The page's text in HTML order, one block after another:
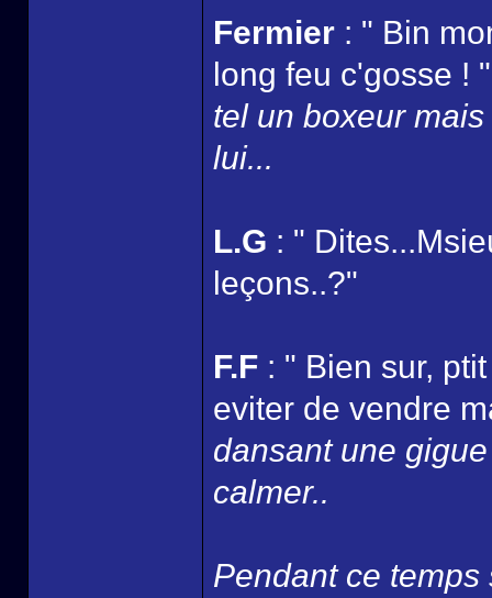
Fermier : " Bin
long feu c'gosse !
tel un boxeur
lui...
L.G : "
leçons..?"
F.F : " Bien sur,
eviter de vendre
dansant une
calmer..
Pendant ce temps